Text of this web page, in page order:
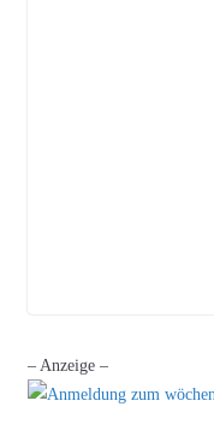
– Anzeige –